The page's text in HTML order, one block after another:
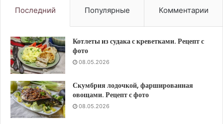
Последний Популярные Комментарии
Котлеты из судака с креветками. Рецепт с
фото
08.05.2026
Скумбрия лодочкой, фаршированная
овощами. Рецепт с фото
08.05.2026